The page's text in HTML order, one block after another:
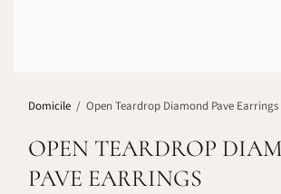
Domicile / Open Teardrop Diamond Pave Earrings
OPEN TEARDROP
PAVE EARRINGS